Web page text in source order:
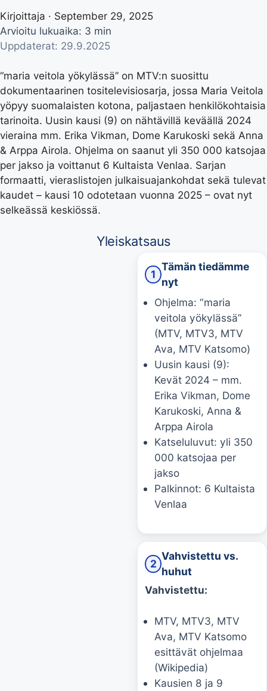
Kirjoittaja · September 29, 2025
Arvioitu lukuaika: 3 min
Uppdaterat: 29.9.2025
“maria veitola yökylässä” on MTV:n suosittu
dokumentaarinen tositelevisiosarja, jossa Maria Veitola
yöpyy suomalaisten kotona, paljastaen henkilökohtaisia
tarinoita. Uusin kausi (9) on nähtävillä keväällä 2024
vieraina mm. Erika Vikman, Dome Karukoski sekä Anna
& Arppa Airola. Ohjelma on saanut yli 350 000 katsojaa
per jakso ja voittanut 6 Kultaista Venlaa. Sarjan
formaatti, vieraslistojen julkaisuajankohdat sekä tulevat
kaudet – kausi 10 odotetaan vuonna 2025 – ovat nyt
selkeässä keskiössä.
Yleiskatsaus
1
Tämän tiedämme
nyt
Ohjelma: “maria
veitola yökylässä”
(MTV, MTV3, MTV
Ava, MTV Katsomo)
Uusin kausi (9):
Kevät 2024 – mm.
Erika Vikman, Dome
Karukoski, Anna &
Arppa Airola
Katseluluvut: yli 350
000 katsojaa per
jakso
Palkinnot: 6 Kultaista
Venlaa
2
Vahvistettu vs.
huhut
Vahvistettu:
MTV, MTV3, MTV
Ava, MTV Katsomo
esittävät ohjelmaa
(Wikipedia)
Kausien 8 ja 9